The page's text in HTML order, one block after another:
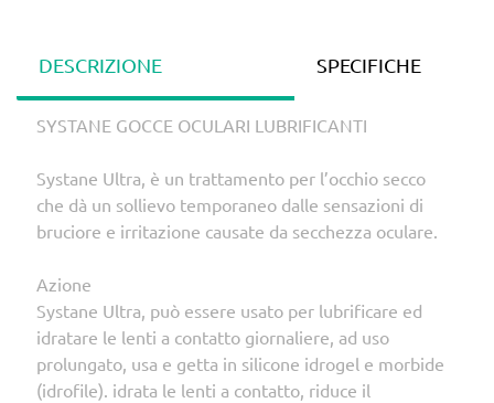
DESCRIZIONE SPECIFICHE
SYSTANE GOCCE OCULARI LUBRIFICANTI
Systane Ultra, è un trattamento per l’occhio secco
che dà un sollievo temporaneo dalle sensazioni di
bruciore e irritazione causate da secchezza oculare.
Azione
Systane Ultra, può essere usato per lubrificare ed
idratare le lenti a contatto giornaliere, ad uso
prolungato, usa e getta in silicone idrogel e morbide
(idrofile). idrata le lenti a contatto, riduce il